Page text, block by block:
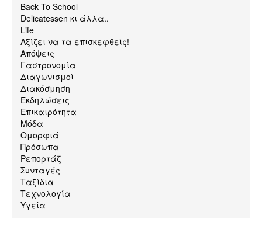
Back To School
Delicatessen κι άλλα..
Life
Αξίζει να τα επισκεφθείς!
Απόψεις
Γαστρονομία
Διαγωνισμοί
Διακόσμηση
Εκδηλώσεις
Επικαιρότητα
Μόδα
Ομορφιά
Πρόσωπα
Ρεπορτάζ
Συνταγές
Ταξίδια
Τεχνολογία
Υγεία